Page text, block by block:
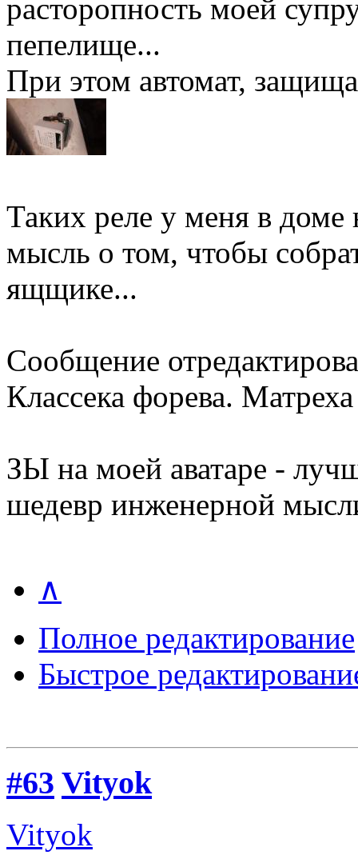
расторопность моей
пепелище...
При этом автомат,
Таких реле у меня в
мысль о том, чтобы
ящщике...
Сообщение
Классека форева.
ЗЫ на моей аватаре -
шедевр инженерной
∧
Полное редактирование
Быстрое
#63 Vityok
Vityok